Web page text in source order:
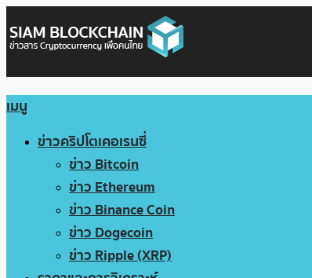
เมนู
ข่าวคริปโตเคอเรนซี่
ข่าว Bitcoin
ข่าว Ethereum
ข่าว Binance Coin
ข่าว Dogecoin
ข่าว Ripple (XRP)